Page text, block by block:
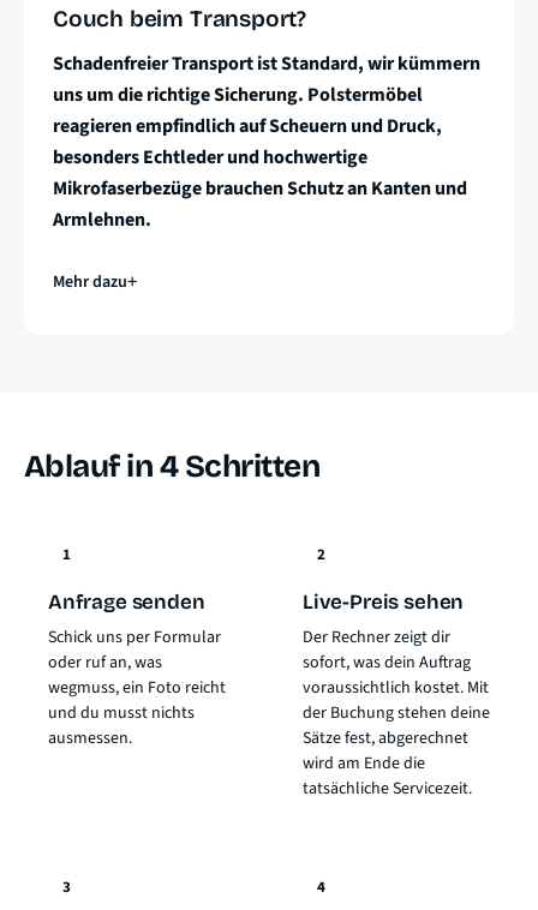
Couch beim Transport?
Schadenfreier Transport ist Standard, wir kümmern
uns um die richtige Sicherung. Polstermöbel
reagieren empfindlich auf Scheuern und Druck,
besonders Echtleder und hochwertige
Mikrofaserbezüge brauchen Schutz an Kanten und
Armlehnen.
Mehr dazu
Ablauf in 4 Schritten
1
Anfrage senden
Schick uns per Formular
oder ruf an, was
wegmuss, ein Foto reicht
und du musst nichts
ausmessen.
2
Live-Preis sehen
Der Rechner zeigt dir
sofort, was dein Auftrag
voraussichtlich kostet. Mit
der Buchung stehen deine
Sätze fest, abgerechnet
wird am Ende die
tatsächliche Servicezeit.
3 4